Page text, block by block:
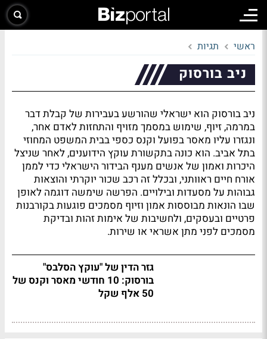
ראשי תגיות
ניב בורסוק
ניב בורסוק הוא ישראלי שהורשע בעבירות של קבלת דבר
במרמה, זיוף, שימוש במסמך מזויף והתחזות לאדם אחר,
ונגזרו עליו מאסר בפועל וקנס כספי בבית המשפט המחוזי
בתל אביב. הוא כונה בתקשורת עוקץ הידוענים, לאחר שניצל
היכרות ואמון של אנשים מענף הבידור הישראלי כדי לממן
אורח חיים ראוותני, ובכלל זה רכב שכור יוקרתי והוצאות
גבוהות על מסעדות ובילויים. הפרשה שימשה דוגמה לאופן
שבו הונאות מבוססות אמון וזיוף מסמכים פוגעות בקורבנות
פרטיים ובעסקים, ולחשיבות של אימות זהות ובדיקת
מסמכים לפני מתן אשראי או שירות.
גזר הדין של "עוקץ הסלבס"
בורסוק: 10 חודשי מאסר וקנס של
50 אלף שקל